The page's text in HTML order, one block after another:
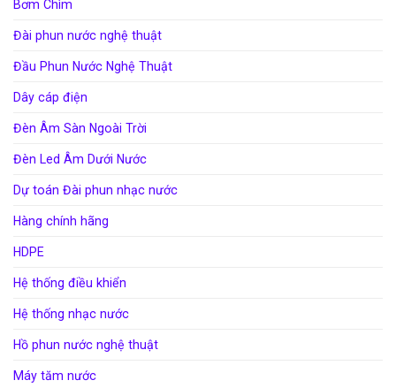
Bơm Chìm
Đài phun nước nghệ thuật
Đầu Phun Nước Nghệ Thuật
Dây cáp điện
Đèn Âm Sàn Ngoài Trời
Đèn Led Âm Dưới Nước
Dự toán Đài phun nhạc nước
Hàng chính hãng
HDPE
Hệ thống điều khiển
Hệ thống nhạc nước
Hồ phun nước nghệ thuật
Máy tăm nước